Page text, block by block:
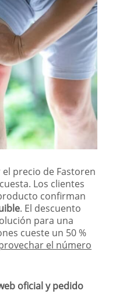
precio de Fastoren
Los clientes
confirman
. El descuento
para una
cueste un 50 %
el número
oficial y pedido